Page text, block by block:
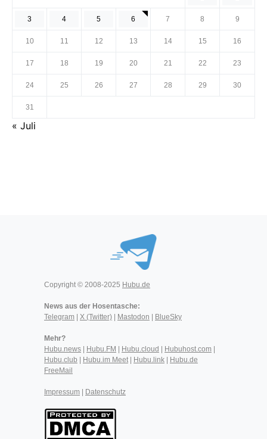
3 4 5 6 7 8 9
10 11 12 13 14 15 16
17 18 19 20 21 22 23
24 25 26 27 28 29 30
31
« Juli
Copyright © 2008-2025 Hubu.de
News aus der Hosentasche:
Telegram
X (Twitter) Mastodon BlueSky
Mehr?
Hubu.news
Hubu.FM Hubu.cloud Hubuhost.com
Hubu.club
Hubu.im Meet| Hubu.link
Hubu.de
FreeMail
Impressum Datenschutz